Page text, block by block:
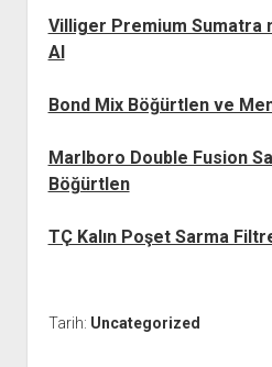
Villiger Premium Sumatra
Al
Bond Mix Böğürtlen ve
Marlboro Double Fusion
Böğürtlen
TÇ Kalın Poşet Sarma
Tarih: Uncategorized